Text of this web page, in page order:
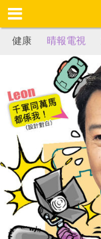
健康 晴報電視